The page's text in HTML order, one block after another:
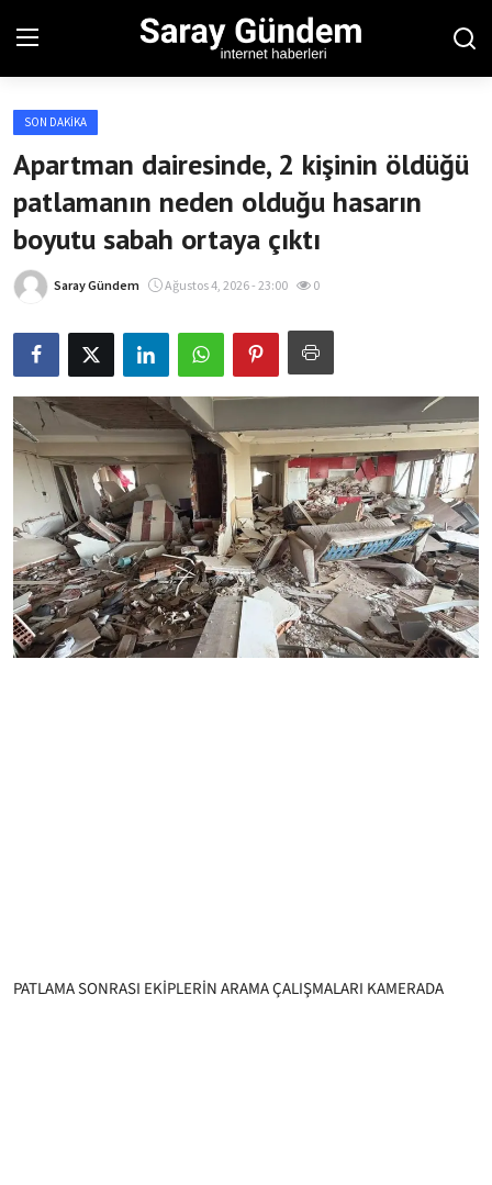
Ana Sayfa
Bölgesel
Son Dakika
Spor Haberleri
Teknoloji Haberleri
Magazin Haberleri
Dünya Haberleri
SON DAKIKA
Apartman dairesinde, 2 kişinin öldüğü
patlamanın neden olduğu hasarın
boyutu sabah ortaya çıktı
Saray Gündem Ağustos 4, 2026 - 23:00 0
PATLAMA SONRASI EKİPLERİN ARAMA ÇALIŞMALARI KAMERADA